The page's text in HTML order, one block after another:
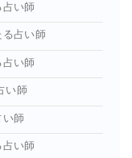
い師
る占い師
い師
い師
い師
い師